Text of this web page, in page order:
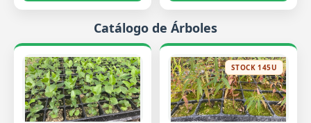
Catálogo de Árboles
STOCK 145U